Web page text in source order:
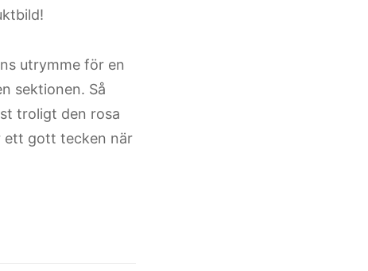
utrymme för en
sektionen. Så
troligt den rosa
ett gott tecken när